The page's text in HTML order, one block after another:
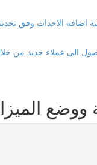
وفق تحديثات 2025
الى عملاء جديد من خلال
ووضع